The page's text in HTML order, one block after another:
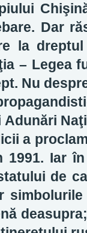
Dar
la
– Legea
Nu
Adunări
a
Iar
de